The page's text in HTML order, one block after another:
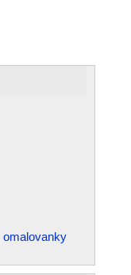
omalovanky